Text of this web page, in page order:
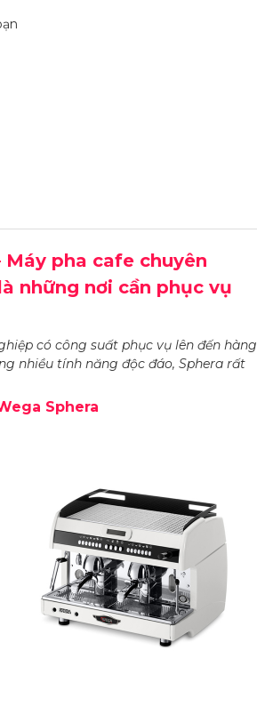
Máy pha cafe chuyên
những nơi cần phục vụ
có công suất phục vụ lên đến hàng
nhiều tính năng độc đáo, Sphera rất
Sphera